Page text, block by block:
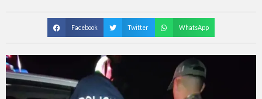
Facebook Twitter WhatsApp